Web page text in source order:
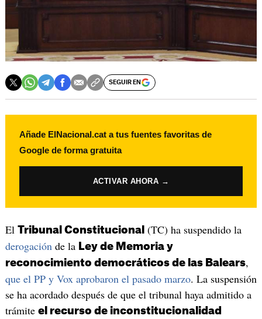
SEGUIR EN
Añade ElNacional.cat a tus fuentes favoritas de
Google de forma gratuita
ACTIVAR AHORA →
El Tribunal Constitucional (TC) ha suspendido la
derogaciónde la Ley de Memoria y
reconocimiento democráticos de las Balears,
que el PP y Vox aprobaron el pasado marzo. La suspensión
se ha acordado después de que el tribunal haya admitido a
trámite el recurso de inconstitucionalidad